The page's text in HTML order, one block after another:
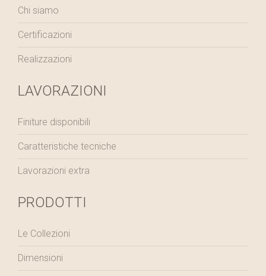
Chi siamo
Certificazioni
Realizzazioni
LAVORAZIONI
Finiture disponibili
Caratteristiche tecniche
Lavorazioni extra
PRODOTTI
Le Collezioni
Dimensioni